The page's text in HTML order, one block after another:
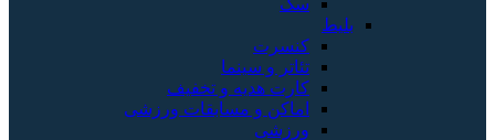
سگ
بلیط
کنسرت
تئاتر و سینما
کارت هدیه و تخفیف
اماکن و مسابقات ورزشی
ورزشی